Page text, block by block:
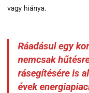
vagy hiánya.
Ráadásul egy
nemcsak
rásegítésére is
évek